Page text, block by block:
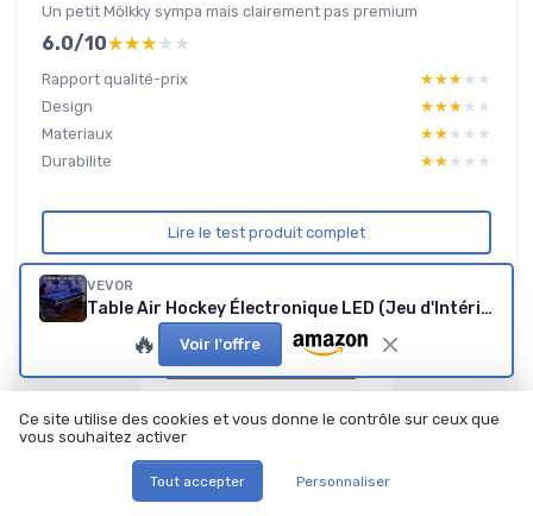
Un petit Mölkky sympa mais clairement pas premium
6.0/10★★★★★
★★★★★
Rapport qualité-prix ★★★★★
★★★★★
Design
★★★★★
★★★★★
Materiaux
★★★★★
★★★★★
Durabilite
★★★★★
★★★★★
Lire le test produit complet
VEVOR
Table Air Hockey Électronique LED (Jeu d'Intérieur)
🔥 Voir l'offre
Ce site utilise des cookies et vous donne le contrôle sur ceux que
vous souhaitez activer
Tout accepter Personnaliser